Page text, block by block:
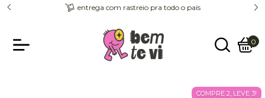
entrega com rastreio pra todo o país
0
COMPRE 2, LEVE 3!